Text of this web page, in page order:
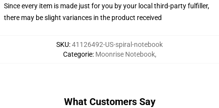
Since every item is made just for you by your local third-party fulfiller,
there may be slight variances in the product received
SKU:41126492-US-spiral-notebook
Categorie: Moonrise Notebook,
What Customers Say